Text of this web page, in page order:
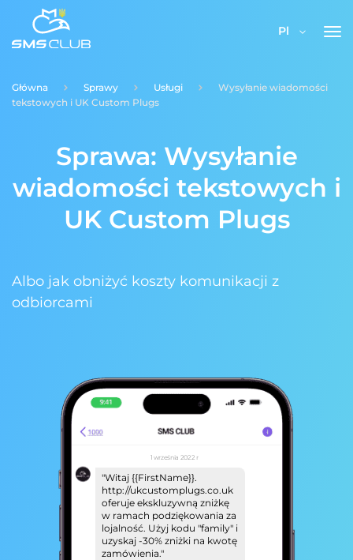
Pl
Główna Sprawy Usługi
Wysyłanie wiadomości
tekstowych i UK Custom Plugs
Sprawa: Wysyłanie
wiadomości tekstowych i
UK Custom Plugs
Albo jak obniżyć koszty komunikacji z
odbiorcami
1 września 2022 r
"Witaj {{FirstName}}.
http://ukcustomplugs.co.uk
oferuje ekskluzywną zniżkę
w ramach podziękowania za
lojalność. Użyj kodu "family" i
uzyskaj -30% zniżki na kwotę
zamówienia."